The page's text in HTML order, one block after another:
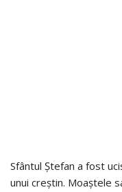
Sfântul Ștefan a fost
unui creștin. Moaștele